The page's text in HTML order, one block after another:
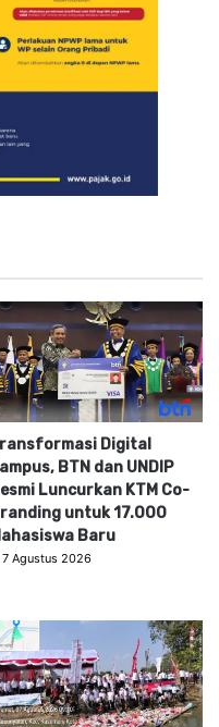
Digital
BTN dan UNDIP
Luncurkan KTM Co-
untuk 17.000
Baru
7 Agustus 2026